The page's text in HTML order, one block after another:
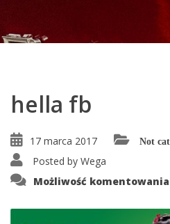
hella fb
17 marca 2017 Not
Posted by Wega
Możliwość komentowania